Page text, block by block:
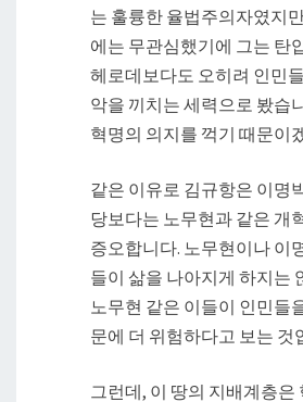
는 훌륭한 율법주의자였지
에는 무관심했기에 그는 탄
헤로데보다도 오히려 인민
악을 끼치는 세력으로 봤습
혁명의 의지를 꺽기 때문이
같은 이유로 김규항은 이명
당보다는 노무현과 같은 개
증오합니다. 노무현이나 이
들이 삶을 나아지게 하지는
노무현 같은 이들이 인민들
문에 더 위험하다고 보는 것
그런데, 이 땅의 지배계층은